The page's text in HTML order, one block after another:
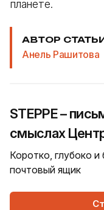
планете.
АВТОР
Анель Рашитова
STEPPE –
смыслах
Коротко, глубоко
почтовый ящик